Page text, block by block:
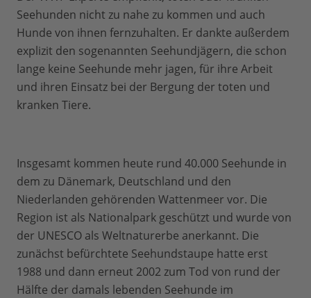
Seehunden nicht zu nahe zu kommen und auch
Hunde von ihnen fernzuhalten. Er dankte außerdem
explizit den sogenannten Seehundjägern, die schon
lange keine Seehunde mehr jagen, für ihre Arbeit
und ihren Einsatz bei der Bergung der toten und
kranken Tiere.
Insgesamt kommen heute rund 40.000 Seehunde in
dem zu Dänemark, Deutschland und den
Niederlanden gehörenden Wattenmeer vor. Die
Region ist als Nationalpark geschützt und wurde von
der UNESCO als Weltnaturerbe anerkannt. Die
zunächst befürchtete Seehundstaupe hatte erst
1988 und dann erneut 2002 zum Tod von rund der
Hälfte der damals lebenden Seehunde im